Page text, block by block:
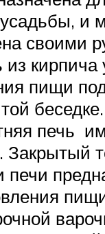
и
своими
из
пищи
печь
Закрытый
печи